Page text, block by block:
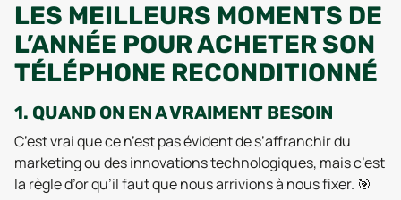
LES MEILLEURS MOMENTS DE
L’ANNÉE POUR ACHETER SON
TÉLÉPHONE RECONDITIONNÉ
1. QUAND ON EN A VRAIMENT BESOIN
C’est vrai que ce n’est pas évident de s’affranchir du
marketing ou des innovations technologiques, mais c’est
la règle d’or qu’il faut que nous arrivions à nous fixer. 🎯